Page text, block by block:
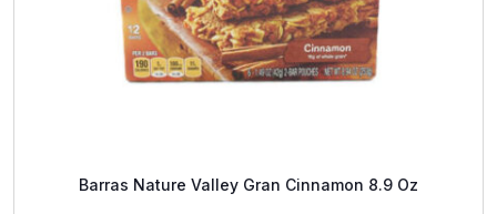
Barras Nature Valley Gran Cinnamon 8.9 Oz